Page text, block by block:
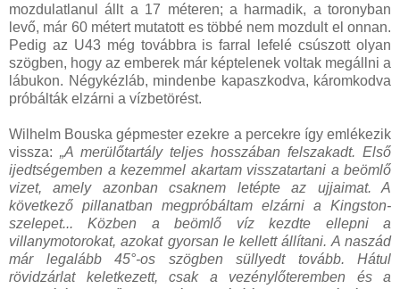
mozdulatlanul állt a 17 méteren; a harmadik, a toronyban
levő, már 60 métert mutatott es többé nem mozdult el onnan.
Pedig az U43 még továbbra is farral lefelé csúszott olyan
szögben, hogy az emberek már képtelenek voltak megállni a
lábukon. Négykézláb, mindenbe kapaszkodva, káromkodva
próbálták elzárni a vízbetörést.
Wilhelm Bouska gépmester ezekre a percekre így emlékezik
vissza: „A merülőtartály teljes hosszában felszakadt. Első
ijedtségemben a kezemmel akartam visszatartani a beömlő
vizet, amely azonban csaknem letépte az ujjaimat. A
következő pillanatban megpróbáltam elzárni a Kingston-
szelepet... Közben a beömlő víz kezdte ellepni a
villanymotorokat, azokat gyorsan le kellett állítani. A naszád
már legalább 45°-os szögben süllyedt tovább. Hátul
rövidzárlat keletkezett, csak a vezénylőteremben és a